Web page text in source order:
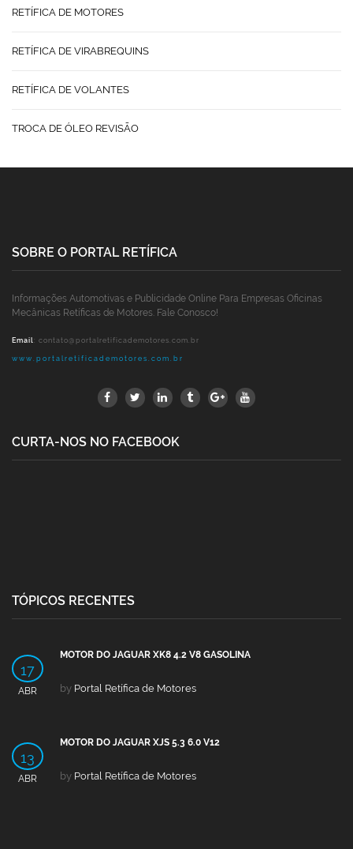
RETÍFICA DE MOTORES
RETÍFICA DE VIRABREQUINS
RETÍFICA DE VOLANTES
TROCA DE ÓLEO REVISÃO
SOBRE O PORTAL RETÍFICA
Informações Automotivas e Publicidade Online Para Empresas Oficinas
Mecânicas Retíficas de Motores. Fale Conosco!
Email: contato@portalretificademotores.com.br
www.portalretificademotores.com.br
CURTA-NOS NO FACEBOOK
TÓPICOS RECENTES
17
ABR
MOTOR DO JAGUAR XK8 4.2 V8 GASOLINA
by Portal Retífica de Motores
13
ABR
MOTOR DO JAGUAR XJS 5.3 6.0 V12
by Portal Retífica de Motores